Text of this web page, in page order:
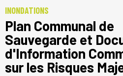
INONDATIONS
Plan Communal de
Sauvegarde et
d'Information
sur les Risques